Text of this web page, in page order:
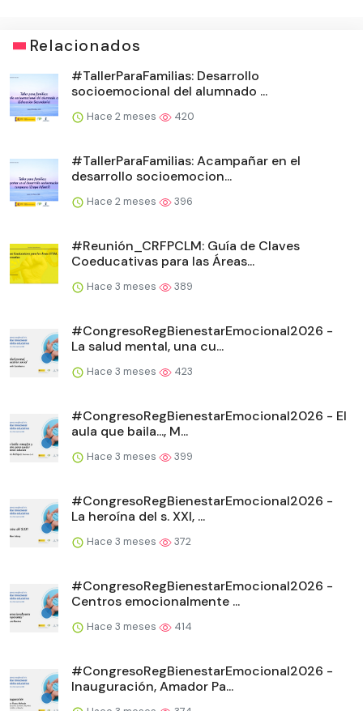
Relacionados
#TallerParaFamilias: Desarrollo
socioemocional del alumnado ...
Hace 2 meses 420
#TallerParaFamilias: Acampañar en el
desarrollo socioemocion...
Hace 2 meses 396
#Reunión_CRFPCLM: Guía de Claves
Coeducativas para las Áreas...
Hace 3 meses 389
#CongresoRegBienestarEmocional2026 -
La salud mental, una cu...
Hace 3 meses 423
#CongresoRegBienestarEmocional2026 - El
aula que baila..., M...
Hace 3 meses 399
#CongresoRegBienestarEmocional2026 -
La heroína del s. XXI, ...
Hace 3 meses 372
#CongresoRegBienestarEmocional2026 -
Centros emocionalmente ...
Hace 3 meses 414
#CongresoRegBienestarEmocional2026 -
Inauguración, Amador Pa...